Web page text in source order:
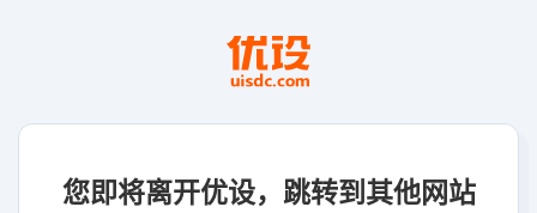
您即将离开优设，跳转到其他网站